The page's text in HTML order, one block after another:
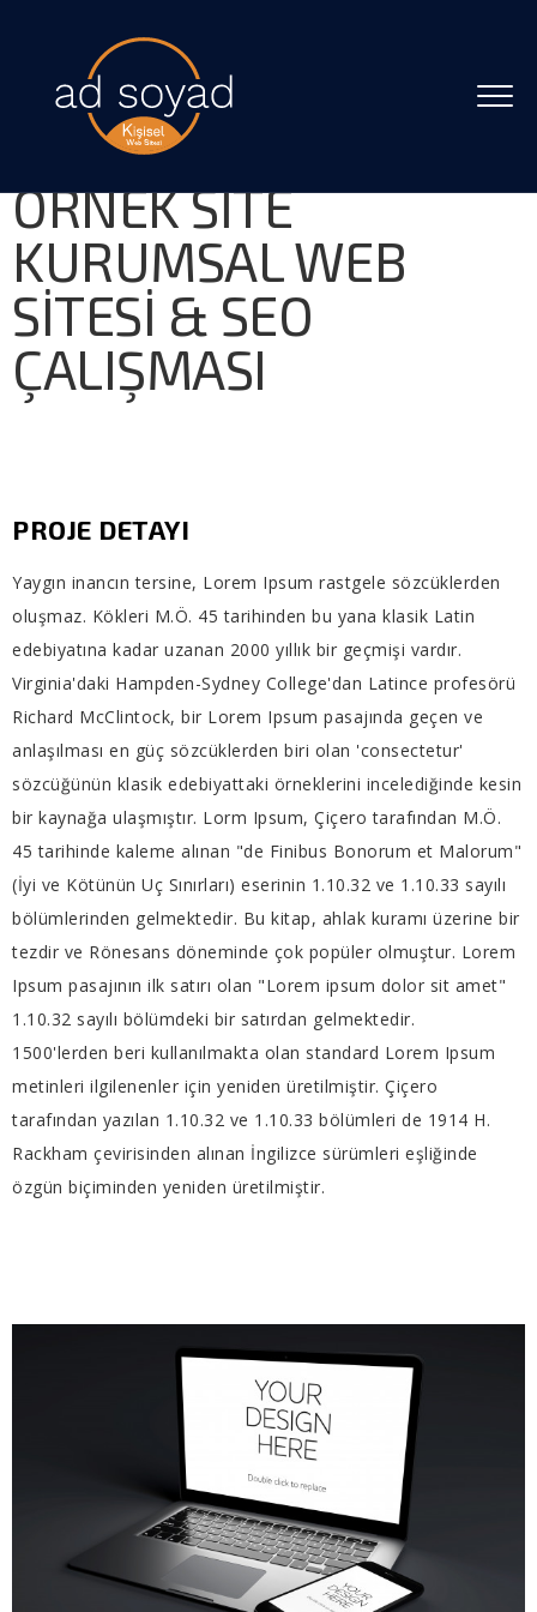
ÖRNEK SITE
KURUMSAL WEB
SITESI & SEO
ÇALIŞMASI
PROJE DETAYI
Yaygın inancın tersine, Lorem Ipsum rastgele sözcüklerden
oluşmaz. Kökleri M.Ö. 45 tarihinden bu yana klasik Latin
edebiyatına kadar uzanan 2000 yıllık bir geçmişi vardır.
Virginia'daki Hampden-Sydney College'dan Latince profesörü
Richard McClintock, bir Lorem Ipsum pasajında geçen ve
anlaşılması en güç sözcüklerden biri olan 'consectetur'
sözcüğünün klasik edebiyattaki örneklerini incelediğinde kesin
bir kaynağa ulaşmıştır. Lorm Ipsum, Çiçero tarafından M.Ö.
45 tarihinde kaleme alınan "de Finibus Bonorum et Malorum"
(İyi ve Kötünün Uç Sınırları) eserinin 1.10.32 ve 1.10.33 sayılı
bölümlerinden gelmektedir. Bu kitap, ahlak kuramı üzerine bir
tezdir ve Rönesans döneminde çok popüler olmuştur. Lorem
Ipsum pasajının ilk satırı olan "Lorem ipsum dolor sit amet"
1.10.32 sayılı bölümdeki bir satırdan gelmektedir.
1500'lerden beri kullanılmakta olan standard Lorem Ipsum
metinleri ilgilenenler için yeniden üretilmiştir. Çiçero
tarafından yazılan 1.10.32 ve 1.10.33 bölümleri de 1914 H.
Rackham çevirisinden alınan İngilizce sürümleri eşliğinde
özgün biçiminden yeniden üretilmiştir.